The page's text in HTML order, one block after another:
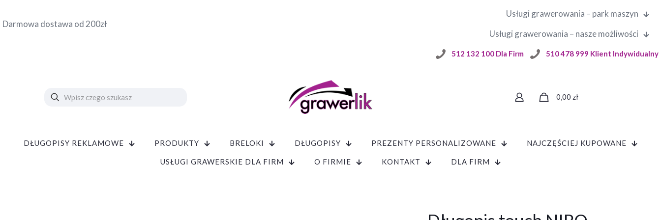
Darmowa dostawa od 200zł
Usługi grawerowania – park maszyn
Usługi grawerowania – nasze możliwości
512 132 100 Dla Firm 510 478 999 Klient Indywidualny
0,00 zł
DŁUGOPISY REKLAMOWE PRODUKTY BRELOKI DŁUGOPISY PREZENTY PERSONALIZOWANE NAJCZĘŚCIEJ KUPOWANE
USŁUGI GRAWERSKIE DLA FIRM O FIRMIE KONTAKT DLA FIRM